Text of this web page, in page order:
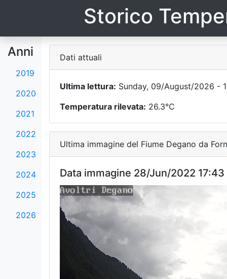
Storico
Anni
2019
2020
2021
2022
2023
2024
2025
2026
Dati attuali
Ultima lettura: Sunday, 09/August/2026 -
Temperatura rilevata: 26.3°C
Ultima immagine del Fiume Degano da
Data immagine 28/Jun/2022 17:43